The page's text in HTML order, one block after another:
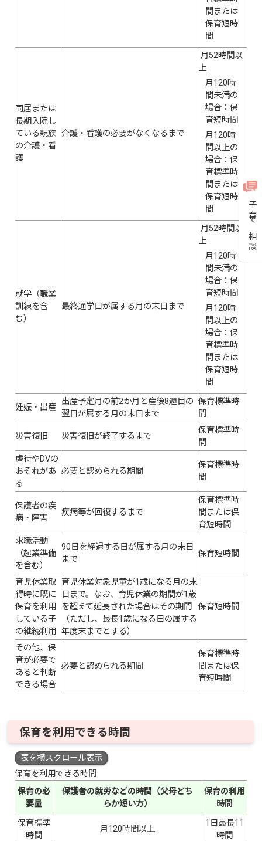
子育て相談
間または
保育短時
間
同居または
長期入院し
ている親族
の介護・看
護
介護・看護の必要がなくなるまで
月52時間以
上
月120時
間未満の
場合：保
育短時間
月120時
間以上の
場合：保
育標準時
間または
保育短時
間
就学（職業
訓練を含
む）
最終通学日が属する月の末日まで
月52時間以
上
月120時
間未満の
場合：保
育短時間
月120時
間以上の
場合：保
育標準時
間または
保育短時
間
妊娠・出産
出産予定月の前2か月と産後8週目の
翌日が属する月の末日まで
保育標準時
間
災害復旧 災害復旧が終了するまで
保育標準時
間
虐待やDVの
おそれがあ
る
必要と認められる期間
保育標準時
間
保護者の疾
病・障害
疾病等が回復するまで
保育標準時
間または保
育短時間
求職活動
（起業準備
を含む）
90日を経過する日が属する月の末日
まで
保育短時間
育児休業取
得時に既に
保育を利用
している子
の継続利用
育児休業対象児童が1歳になる月の末
日まで。なお、育児休業の期間が1歳
を超えて延長された場合はその期間
（ただし、最長1歳になる日の属する
年度末までとする）
保育短時間
その他、保
育が必要で
あると判断
できる場合
必要と認められる期間
保育標準時
間または保
育短時間
保育を利用できる時間
表を横スクロール表示
保育を利用できる時間
保育の必
要量
保護者の就労などの時間（父母どち
らか短い方）
保育の利用
時間
保育標準
時間
月120時間以上
1日最長11
時間